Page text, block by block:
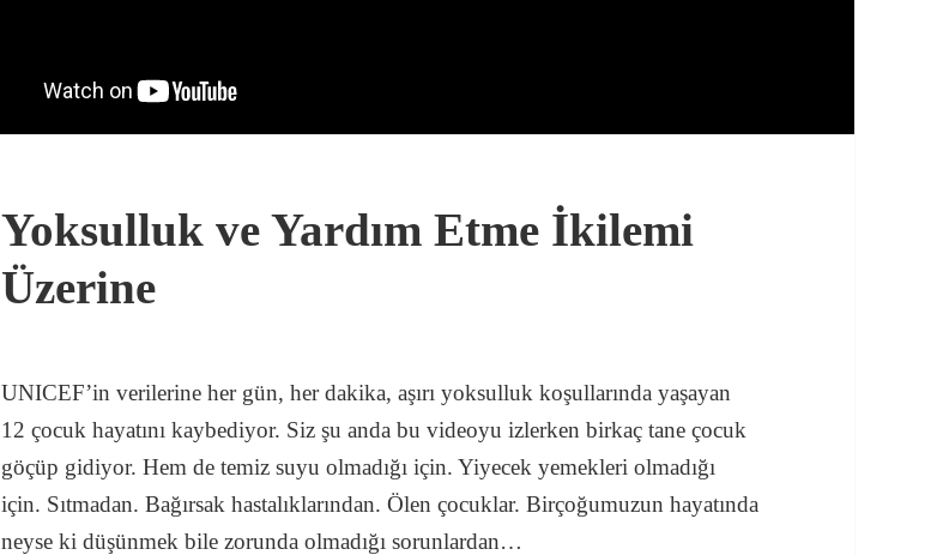
Yoksulluk ve Yardım Etme İkilemi
Üzerine
UNICEF’in verilerine her gün, her dakika, aşırı yoksulluk koşullarında yaşayan
12 çocuk hayatını kaybediyor. Siz şu anda bu videoyu izlerken birkaç tane çocuk
göçüp gidiyor. Hem de temiz suyu olmadığı için. Yiyecek yemekleri olmadığı
için. Sıtmadan. Bağırsak hastalıklarından. Ölen çocuklar. Birçoğumuzun hayatında
neyse ki düşünmek bile zorunda olmadığı sorunlardan…